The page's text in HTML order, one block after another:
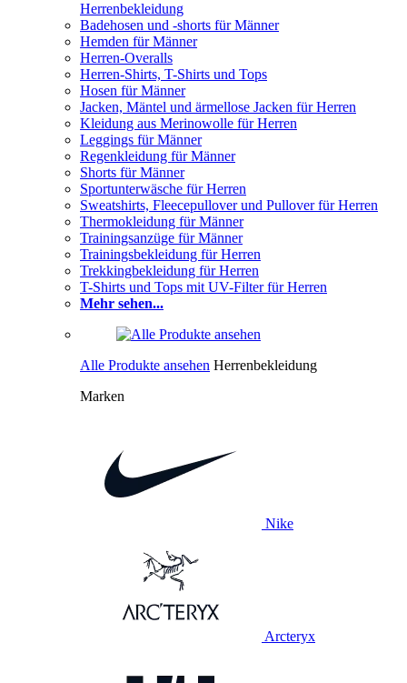
Herrenbekleidung
Badehosen und -shorts für Männer
Hemden für Männer
Herren-Overalls
Herren-Shirts, T-Shirts und Tops
Hosen für Männer
Jacken, Mäntel und ärmellose Jacken für Herren
Kleidung aus Merinowolle für Herren
Leggings für Männer
Regenkleidung für Männer
Shorts für Männer
Sportunterwäsche für Herren
Sweatshirts, Fleecepullover und Pullover für Herren
Thermokleidung für Männer
Trainingsanzüge für Männer
Trainingsbekleidung für Herren
Trekkingbekleidung für Herren
T-Shirts und Tops mit UV-Filter für Herren
Mehr sehen...
Alle Produkte ansehen Herrenbekleidung
Marken
Nike
Arcteryx